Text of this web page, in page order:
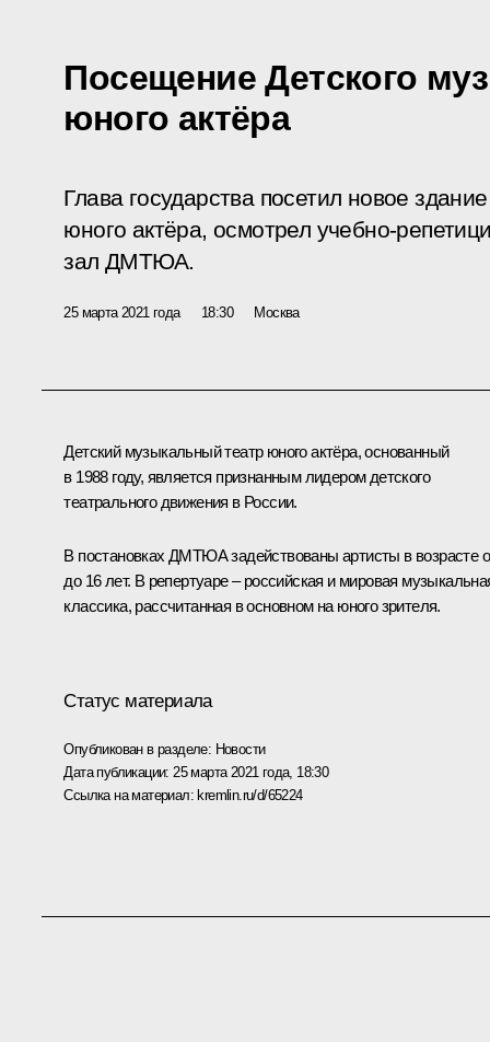
Посещение Детского
юного актёра
Глава государства посетил новое
юного актёра, осмотрел учебно-
зал ДМТЮА.
25 марта 2021 года 18:30 Москва
Детский музыкальный театр юного актёра, основанный
в 1988 году, является признанным лидером детского
театрального движения в России.
В постановках ДМТЮА задействованы артисты в возрасте
до 16 лет. В репертуаре – российская и мировая
классика, рассчитанная в основном на юного зрителя.
Статус материала
Опубликован в разделе: Новости
Дата публикации: 25 марта 2021 года, 18:30
Ссылка на материал: kremlin.ru/d/65224